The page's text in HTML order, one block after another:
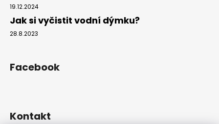
19.12.2024
Jak si vyčistit vodní dýmku?
28.8.2023
Facebook
Kontakt